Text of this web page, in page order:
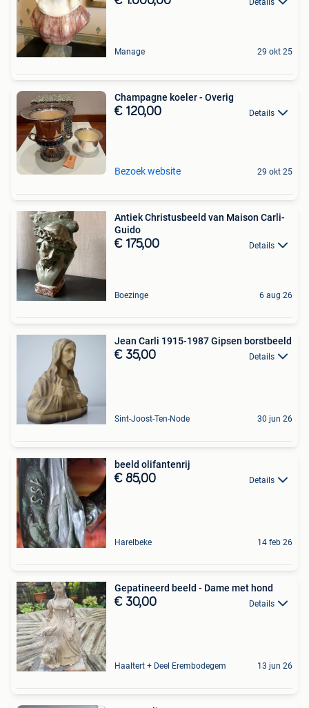
Manage 29 okt 25
Champagne koeler - Overig
€ 120,00 Details
Bezoek website 29 okt 25
Antiek Christusbeeld van Maison Carli-
Guido
€ 175,00 Details
Boezinge 6 aug 26
Jean Carli 1915-1987 Gipsen borstbeeld
€ 35,00 Details
Sint-Joost-Ten-Node 30 jun 26
beeld olifantenrij
€ 85,00 Details
Harelbeke 14 feb 26
Gepatineerd beeld - Dame met hond
€ 30,00 Details
Haaltert + Deel Erembodegem 13 jun 26